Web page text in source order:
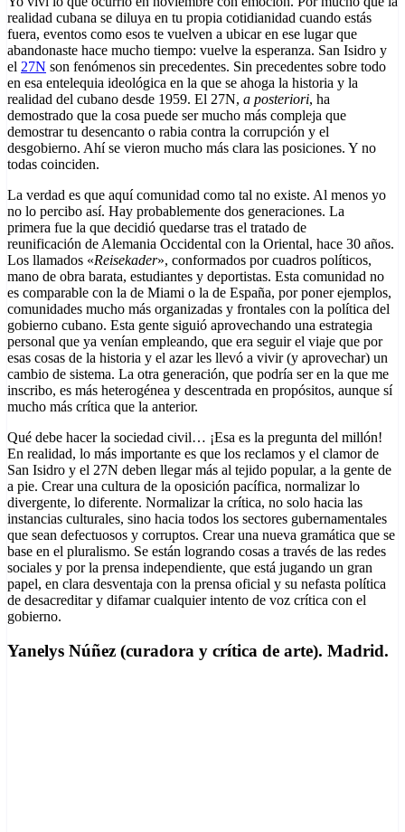
realidad cubana se diluya en tu propia cotidianidad cuando estás
fuera, eventos como esos te vuelven a ubicar en ese lugar que
abandonaste hace mucho tiempo: vuelve la esperanza. San Isidro y
el 27N son fenómenos sin precedentes. Sin precedentes sobre todo
en esa entelequia ideológica en la que se ahoga la historia y la
realidad del cubano desde 1959. El 27N, a posteriori, ha
demostrado que la cosa puede ser mucho más compleja que
demostrar tu desencanto o rabia contra la corrupción y el
desgobierno. Ahí se vieron mucho más clara las posiciones. Y no
todas coinciden.
La verdad es que aquí comunidad como tal no existe. Al menos yo
no lo percibo así. Hay probablemente dos generaciones. La
primera fue la que decidió quedarse tras el tratado de
reunificación de Alemania Occidental con la Oriental, hace 30 años.
Los llamados «Reisekader», conformados por cuadros políticos,
mano de obra barata, estudiantes y deportistas. Esta comunidad no
es comparable con la de Miami o la de España, por poner ejemplos,
comunidades mucho más organizadas y frontales con la política del
gobierno cubano. Esta gente siguió aprovechando una estrategia
personal que ya venían empleando, que era seguir el viaje que por
esas cosas de la historia y el azar les llevó a vivir (y aprovechar) un
cambio de sistema. La otra generación, que podría ser en la que me
inscribo, es más heterogénea y descentrada en propósitos, aunque sí
mucho más crítica que la anterior.
Qué debe hacer la sociedad civil… ¡Esa es la pregunta del millón!
En realidad, lo más importante es que los reclamos y el clamor de
San Isidro y el 27N deben llegar más al tejido popular, a la gente de
a pie. Crear una cultura de la oposición pacífica, normalizar lo
divergente, lo diferente. Normalizar la crítica, no solo hacia las
instancias culturales, sino hacia todos los sectores gubernamentales
que sean defectuosos y corruptos. Crear una nueva gramática que se
base en el pluralismo. Se están logrando cosas a través de las redes
sociales y por la prensa independiente, que está jugando un gran
papel, en clara desventaja con la prensa oficial y su nefasta política
de desacreditar y difamar cualquier intento de voz crítica con el
gobierno.
Yanelys Núñez (curadora y crítica de arte). Madrid.